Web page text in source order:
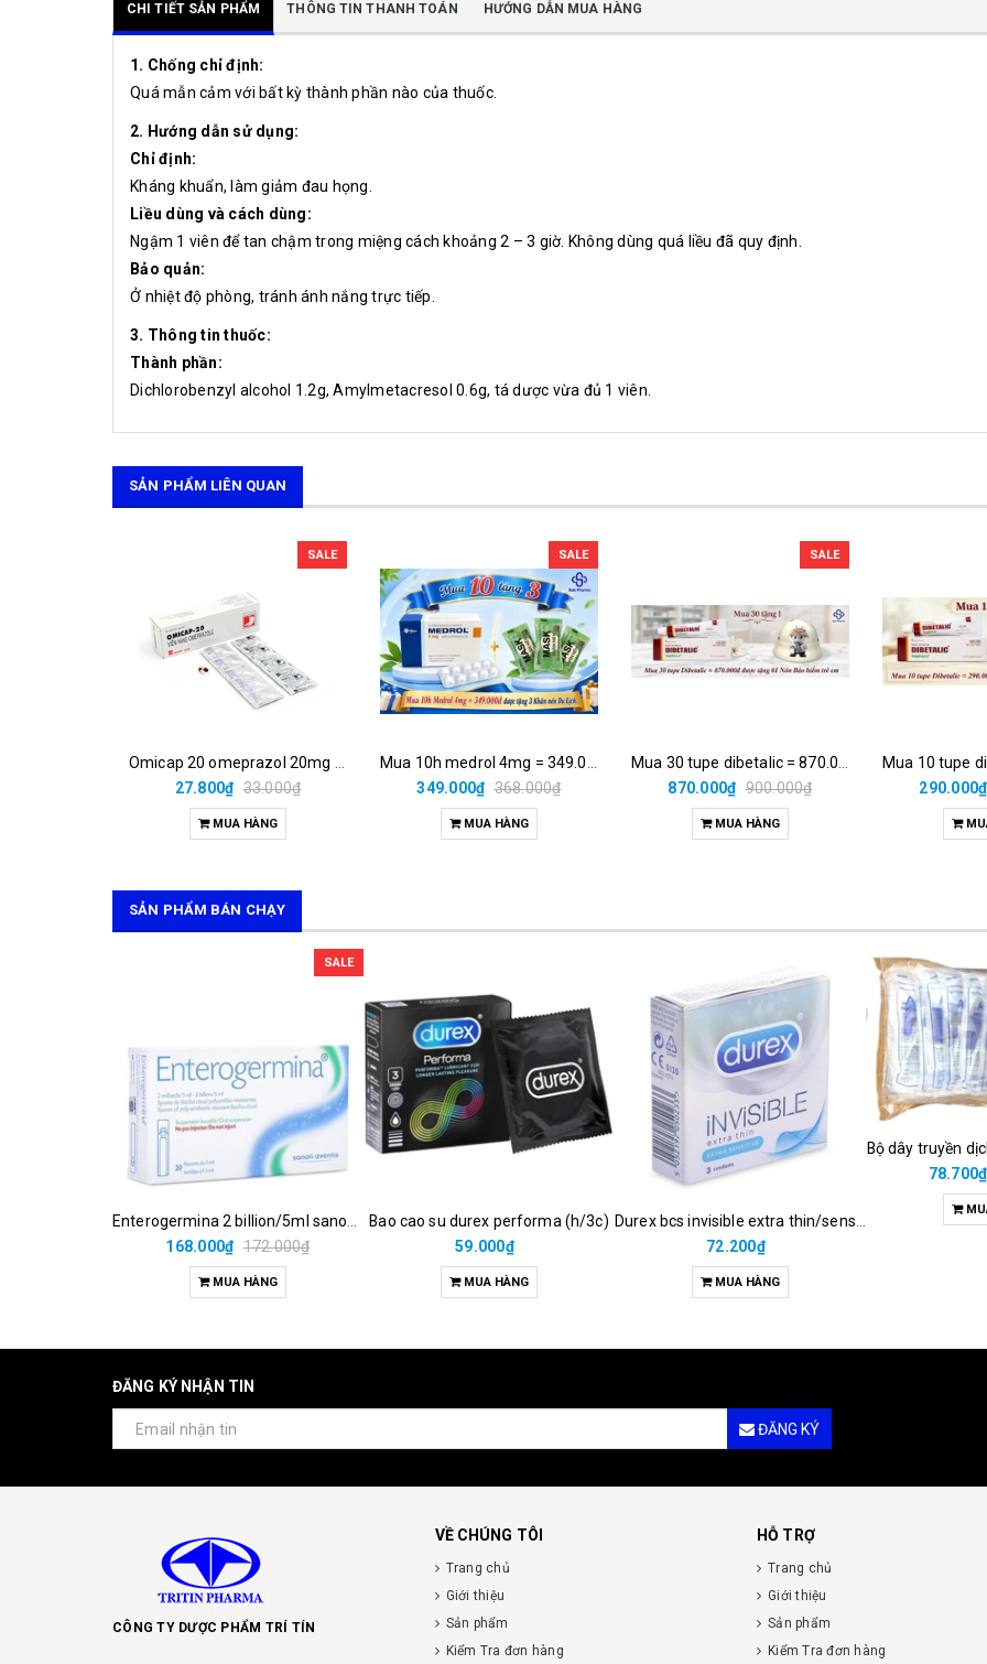
CHI TIẾT SẢN PHẨM THÔNG TIN THANH TOÁN HƯỚNG DẪN MUA HÀNG
1. Chống chỉ định:
Quá mẫn cảm với bất kỳ thành phần nào của thuốc.
2. Hướng dẫn sử dụng:
Chỉ định:
Kháng khuẩn, làm giảm đau họng.
Liều dùng và cách dùng:
Ngậm 1 viên để tan chậm trong miệng cách khoảng 2 – 3 giờ. Không dùng quá liều đã quy định.
Bảo quản:
Ở nhiệt độ phòng, tránh ánh nắng trực tiếp.
3. Thông tin thuốc:
Thành phần:
Dichlorobenzyl alcohol 1.2g, Amylmetacresol 0.6g, tá dược vừa đủ 1 viên.
SẢN PHẨM LIÊN QUAN
SALE
27.800₫ 33.000₫
MUA HÀNG
SALE
349.000₫ 368.000₫
MUA HÀNG
SALE
870.000₫ 900.000₫
MUA HÀNG
290.000₫
SẢN PHẨM BÁN CHẠY
SALE
168.000₫ 172.000₫
MUA HÀNG
Bao cao su durex performa (h/3c)
59.000₫
MUA HÀNG
72.200₫
MUA HÀNG
Bộ dây truyền
78.700₫
ĐĂNG KÝ NHẬN TIN
ĐĂNG KÝ
CÔNG TY DƯỢC PHẨM TRÍ TÍN
VỀ CHÚNG TÔI
Trang chủ
Giới thiệu
Sản phẩm
Kiểm Tra đơn hàng
HỖ TRỢ
Trang chủ
Giới thiệu
Sản phẩm
Kiểm Tra đơn hàng